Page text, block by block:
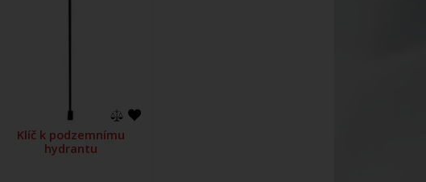
Klíč k podzemnímu
hydrantu